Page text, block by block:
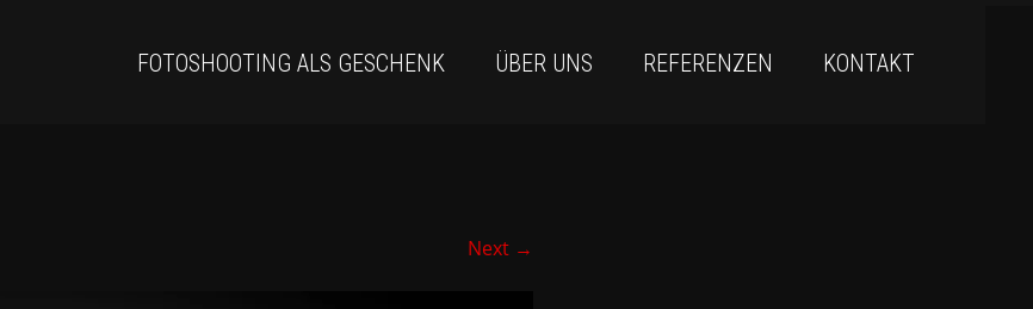
FOTOSHOOTING ALS GESCHENK ÜBER UNS REFERENZEN KONTAKT
Next →